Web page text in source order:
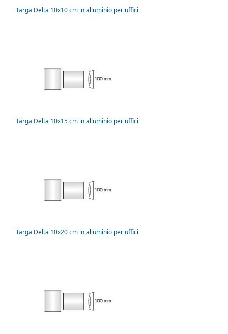
Targa Delta 10x10 cm in alluminio per uffici
Targa Delta 10x15 cm in alluminio per uffici
Targa Delta 10x20 cm in alluminio per uffici